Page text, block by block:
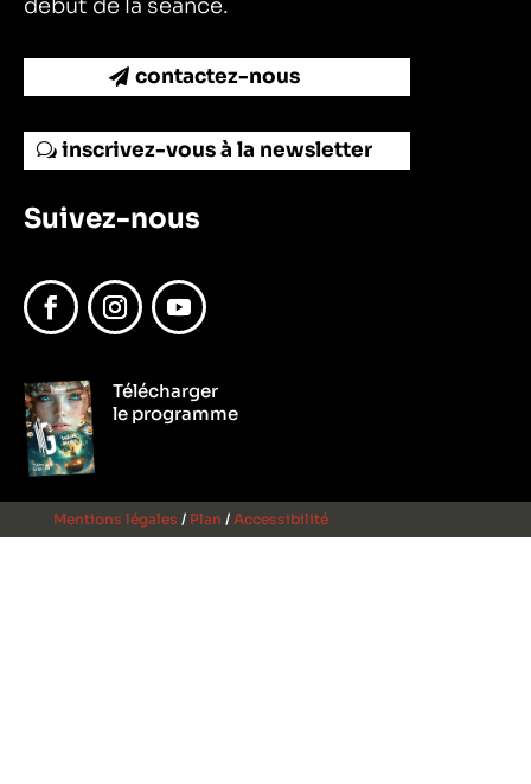
début de la séance.
contactez-nous
inscrivez-vous à la newsletter
Suivez-nous
Télécharger
le programme
Mentions légales / Plan / Accessibilité